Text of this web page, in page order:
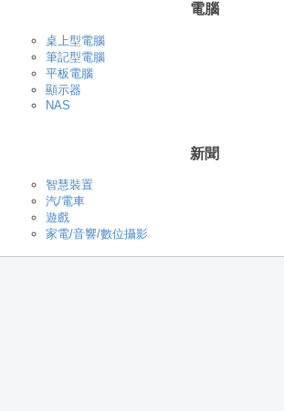
電腦
桌上型電腦
筆記型電腦
平板電腦
顯示器
NAS
新聞
智慧裝置
汽/電車
遊戲
家電/音響/數位攝影